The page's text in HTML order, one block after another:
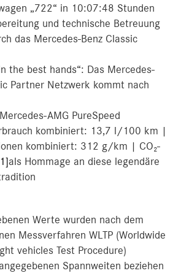
„722“ in 10:07:48 Stunden
und technische Betreuung
das Mercedes-Benz Classic
the best hands“: Das Mercedes-
Partner Netzwerk kommt nach
AMG PureSpeed
kombiniert: 13,7 l/100 km |
kombiniert: 312 g/km | CO₂-
als Hommage an diese legendäre
Werte wurden nach dem
Messverfahren WLTP (Worldwide
vehicles Test Procedure)
Spannweiten beziehen